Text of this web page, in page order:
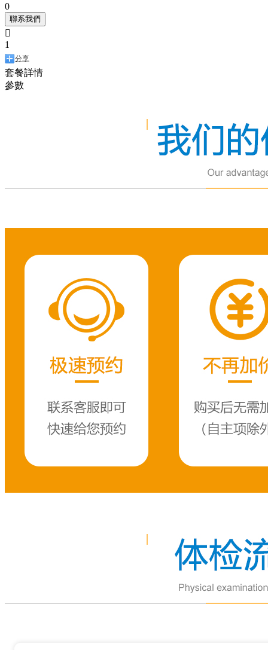
0
聯系我們

1
分享
套餐詳情
參數